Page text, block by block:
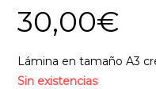
30,00€
Lámina en tamaño A3
Sin existencias